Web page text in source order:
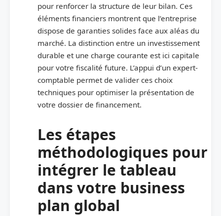
pour renforcer la structure de leur bilan. Ces
éléments financiers montrent que l’entreprise
dispose de garanties solides face aux aléas du
marché. La distinction entre un investissement
durable et une charge courante est ici capitale
pour votre fiscalité future. L’appui d’un expert-
comptable permet de valider ces choix
techniques pour optimiser la présentation de
votre dossier de financement.
Les étapes
méthodologiques pour
intégrer le tableau
dans votre business
plan global